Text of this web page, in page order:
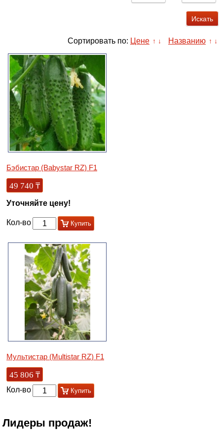
Сортировать по: Цене ↑ ↓ Названию ↑ ↓
Бэбистар (Babystar RZ) F1
49 740 ₸
Уточняйте цену!
Кол-во Купить
Мультистар (Multistar RZ) F1
45 806 ₸
Кол-во Купить
Лидеры продаж!